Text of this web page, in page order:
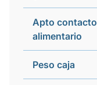
Apto contacto
alimentario
Peso caja